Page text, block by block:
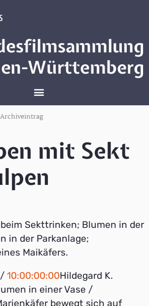
Württemberg
Archiveintrag
mit Sekt
Sekttrinken; Blumen in der
in der Parkanlage;
Maikäfers.
/ 10:00:00:00Hildegard K.
in einer Vase /
bewegt sich auf